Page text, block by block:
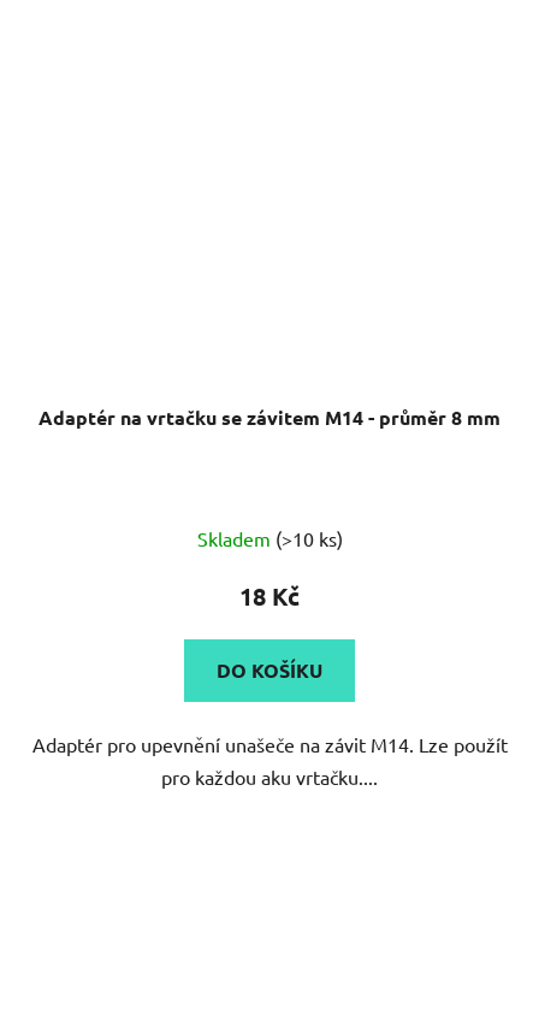
Adaptér na vrtačku se závitem M14 - průměr 8 mm
hodnocení
produktu
5,0
z
hvězdiček.
Skladem (>10 ks)
18 Kč
DO KOŠÍKU
Adaptér pro upevnění unašeče na závit M14. Lze použít
pro každou aku vrtačku....